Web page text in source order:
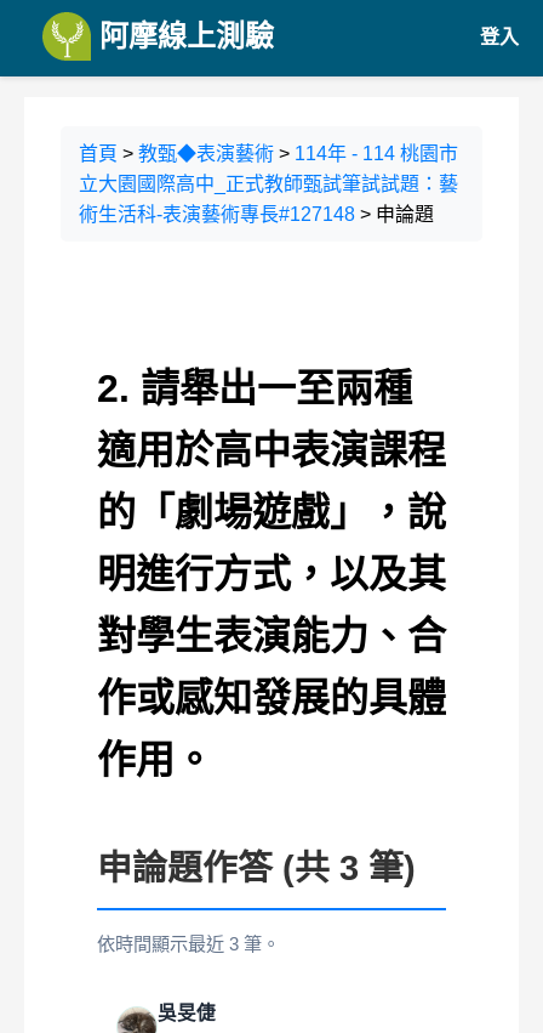
阿摩線上測驗 登入
首頁 > 教甄◆表演藝術 > 114年 - 114 桃園市
立大園國際高中_正式教師甄試筆試試題：藝
術生活科-表演藝術專長#127148 > 申論題
2. 請舉出一至兩種
適用於高中表演課程
的「劇場遊戲」，說
明進行方式，以及其
對學生表演能力、合
作或感知發展的具體
作用。
申論題作答 (共 3 筆)
依時間顯示最近 3 筆。
吳旻倢